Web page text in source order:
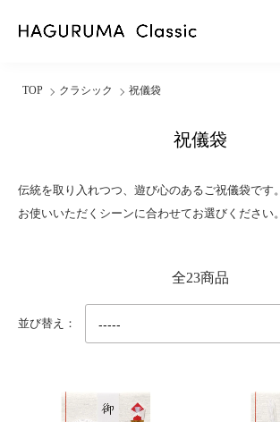
TOP クラシック 祝儀袋
祝儀袋
伝統を取り入れつつ、遊び心のあるご祝儀袋です。
お使いいただくシーンに合わせてお選びください。
全23商品
並び替え：